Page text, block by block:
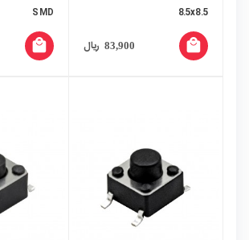
8.5x8.5
83,900 ریال local_mall
SMD
local_mall